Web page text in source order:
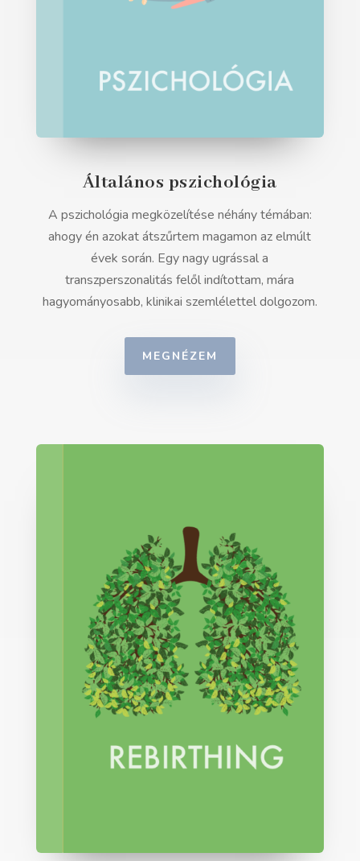
Általános pszichológia
A pszichológia megközelítése néhány témában:
ahogy én azokat átszűrtem magamon az elmúlt
évek során. Egy nagy ugrással a
transzperszonalitás felől indítottam, mára
hagyományosabb, klinikai szemlélettel dolgozom.
MEGNÉZEM